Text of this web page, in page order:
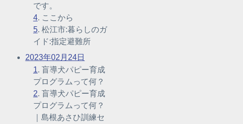
です。
4. ここから
5. 松江市:暮らしのガ
イド:指定避難所
2023年02月24日
1. 盲導犬パピー育成
プログラムって何？
2. 盲導犬パピー育成
プログラムって何？
｜島根あさひ訓練セ